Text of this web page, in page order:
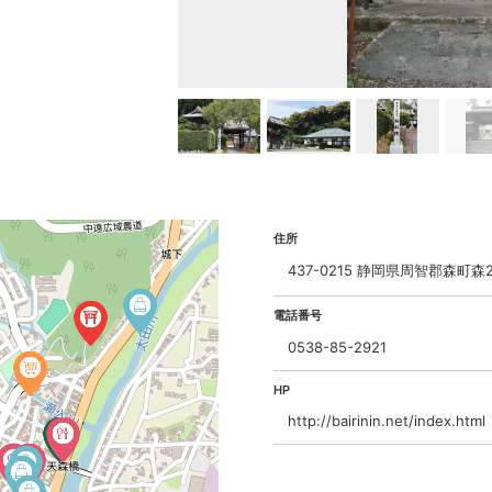
住所
437-0215 静岡県周智郡森町森
電話番号
0538-85-2921
HP
http://bairinin.net/index.html